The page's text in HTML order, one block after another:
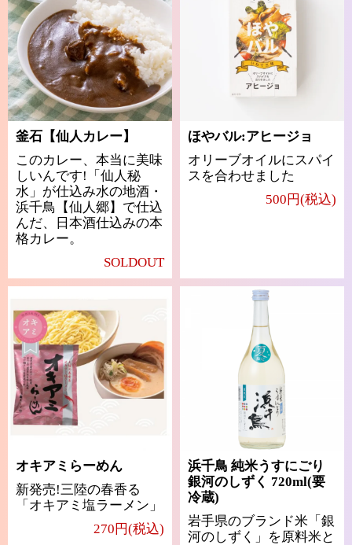
釜石【仙人カレー】
このカレー、本当に美味
しいんです!「仙人秘
水」が仕込み水の地酒・
浜千鳥【仙人郷】で仕込
んだ、日本酒仕込みの本
格カレー。
SOLDOUT
ほやバル:アヒージョ
オリーブオイルにスパイ
スを合わせました
500円(税込)
オキアミらーめん
新発売!三陸の春香る
「オキアミ塩ラーメン」
270円(税込)
浜千鳥 純米うすにごり
銀河のしずく 720ml(要
冷蔵)
岩手県のブランド米「銀
河のしずく」を原料米と